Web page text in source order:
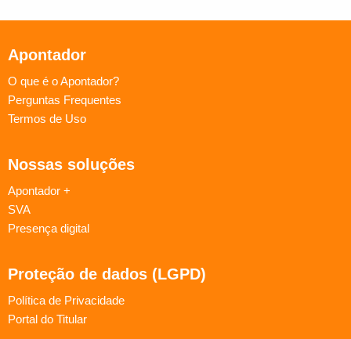
Apontador
O que é o Apontador?
Perguntas Frequentes
Termos de Uso
Nossas soluções
Apontador +
SVA
Presença digital
Proteção de dados (LGPD)
Política de Privacidade
Portal do Titular